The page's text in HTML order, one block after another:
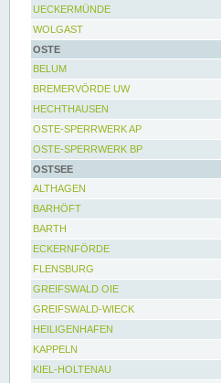
UECKERMÜNDE
WOLGAST
OSTE
BELUM
BREMERVÖRDE UW
HECHTHAUSEN
OSTE-SPERRWERK AP
OSTE-SPERRWERK BP
OSTSEE
ALTHAGEN
BARHÖFT
BARTH
ECKERNFÖRDE
FLENSBURG
GREIFSWALD OIE
GREIFSWALD-WIECK
HEILIGENHAFEN
KAPPELN
KIEL-HOLTENAU